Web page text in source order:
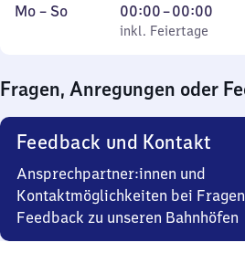
Montag
Mo – So,
inkl. Feiertage
00:00–00:00
Von
0
0
Uhr
inkl. Feiertage
Fragen, Anregungen oder
Feedback und Kontakt
Ansprechpartner:innen und
Kontaktmöglichkeiten bei
Feedback zu unseren Bahnhöfen